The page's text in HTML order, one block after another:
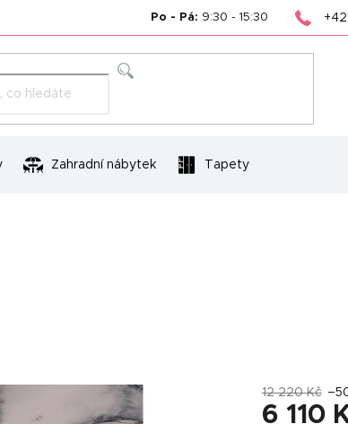
Po - Pá: 9:30 - 15:30
Zahradní nábytek Tapety
12 220 Kč
6 110